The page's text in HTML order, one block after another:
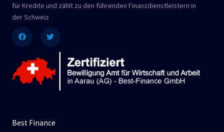
für Kredite und zählt zu den führenden Finanzdienstleistern in
der Schweiz
Best Finance